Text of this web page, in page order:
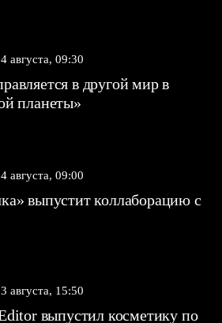
4 августа, 09:30
в другой мир в
планеты»
4 августа, 09:00
выпустит коллаборацию с
3 августа, 15:50
выпустил косметику по